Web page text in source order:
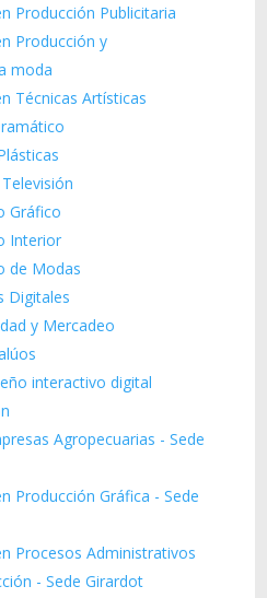
Producción Publicitaria
Producción y
moda
Técnicas Artísticas
Gráfico
Interior
de Modas
Digitales
y Mercadeo
interactivo digital
Agropecuarias - Sede
Producción Gráfica - Sede
Procesos Administrativos
- Sede Girardot